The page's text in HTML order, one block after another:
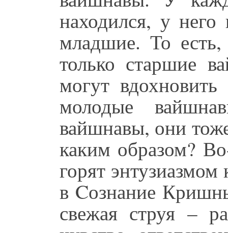
находился, у него
младшие. То
только старшие
могут
молодые
вайшнавы, они
каким образом?
горят
в Cознание
свежая струя –